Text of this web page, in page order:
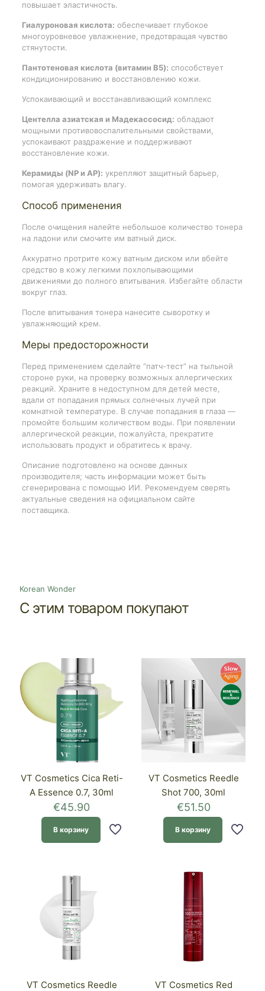
повышает эластичность.
Гиалуроновая кислота: обеспечивает глубокое
многоуровневое увлажнение, предотвращая чувство
стянутости.
Пантотеновая кислота (витамин B5): способствует
кондиционированию и восстановлению кожи.
Успокаивающий и восстанавливающий комплекс
Центелла азиатская и Мадекассосид: обладают
мощными противовоспалительными свойствами,
успокаивают раздражение и поддерживают
восстановление кожи.
Керамиды (NP и AP): укрепляют защитный барьер,
помогая удерживать влагу.
Способ применения
После очищения налейте небольшое количество тонера
на ладони или смочите им ватный диск.
Аккуратно протрите кожу ватным диском или вбейте
средство в кожу легкими похлопывающими
движениями до полного впитывания. Избегайте области
вокруг глаз.
После впитывания тонера нанесите сыворотку и
увлажняющий крем.
Меры предосторожности
Перед применением сделайте “патч-тест” на тыльной
стороне руки, на проверку возможных аллергических
реакций. Храните в недоступном для детей месте,
вдали от попадания прямых солнечных лучей при
комнатной температуре. В случае попадания в глаза —
промойте большим количеством воды. При появлении
аллергической реакции, пожалуйста, прекратите
использовать продукт и обратитесь к врачу.
Описание подготовлено на основе данных
производителя; часть информации может быть
сгенерирована с помощью ИИ. Рекомендуем сверять
актуальные сведения на официальном сайте
поставщика.
Korean Wonder
С этим товаром покупают
VT Cosmetics Cica Reti-
A Essence 0.7, 30ml
€45.90
В корзину
VT Cosmetics Reedle
Shot 700, 30ml
€51.50
В корзину
VT Cosmetics Reedle
VT Cosmetics Red